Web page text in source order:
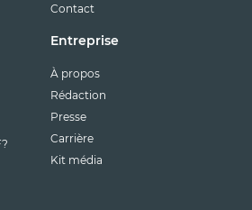
Contact
Entreprise
À propos
Rédaction
Presse
Carrière
Kit média